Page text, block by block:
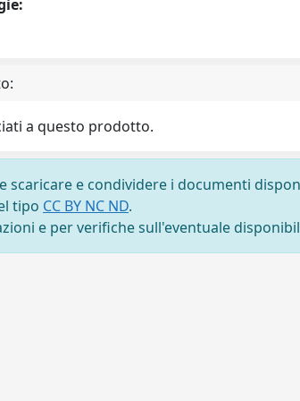
a questo prodotto.
scaricare e condividere i documenti
tipo CC BY NC ND.
e per verifiche sull'eventuale